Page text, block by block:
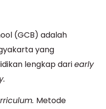
(GCB) adalah
yang
lengkap dariearly
Metode